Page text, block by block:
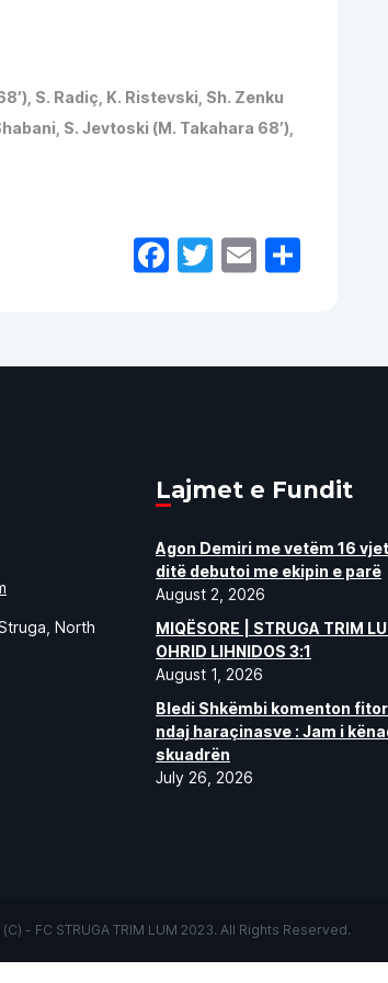
S. Radiç, K. Ristevski, Sh. Zenku
S. Jevtoski (M. Takahara 68′),
Facebook
Twitter
Email
North
Lajmet e Fundit
Agon Demiri me vetëm 16
ditë debutoi me ekipin e parë
August 2, 2026
MIQËSORE | STRUGA TRIM
OHRID LIHNIDOS 3:1
August 1, 2026
Bledi Shkëmbi komenton
ndaj haraçinasve : Jam i
skuadrën
July 26, 2026
- FC STRUGA TRIM LUM 2023. All Rights Reserved.